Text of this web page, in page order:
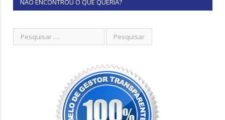
NÃO ENCONTROU O QUE QUERIA?